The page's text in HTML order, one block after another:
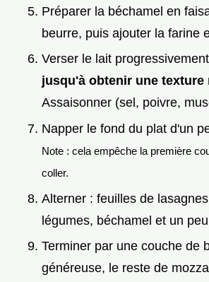
Préparer la béchamel en
beurre, puis ajouter la farine
Verser le lait
jusqu'à obtenir une texture
Assaisonner (sel, poivre,
Napper le fond du plat d'un
Note : cela empêche la première
coller.
Alterner : feuilles de
légumes, béchamel et un
Terminer par une couche de
généreuse, le reste de